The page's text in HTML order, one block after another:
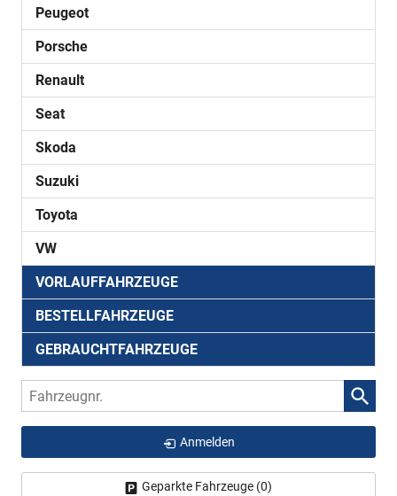
Peugeot
Porsche
Renault
Seat
Skoda
Suzuki
Toyota
VW
VORLAUFFAHRZEUGE
BESTELLFAHRZEUGE
GEBRAUCHTFAHRZEUGE
Fahrzeugnr.
Anmelden
Geparkte Fahrzeuge (0)